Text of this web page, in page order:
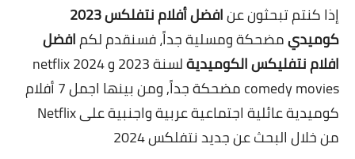
المواقع
زيادة متابعين
العملات المشفرة
الاستثمار
إذا كنتم تبحثون عن
افضل أفلام نتفلكس 2023
كوميديمضحكة ومسلية جداً، فسنقدم لكمافضل
افلام نتفليكس الكوميدية
لسنة 2023 و 2024 netflix
comedy movies مضحكة جداً, ومن بينها اجمل 7
أفلام
كوميدية عائلية اجتماعية عربية واجنبية على Netflix
من خلال البحث عنجديد نتفلكس 2024